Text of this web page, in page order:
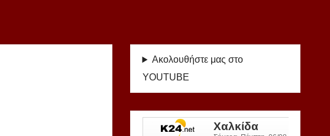
Ακολουθήστε μας στο
YOUTUBE